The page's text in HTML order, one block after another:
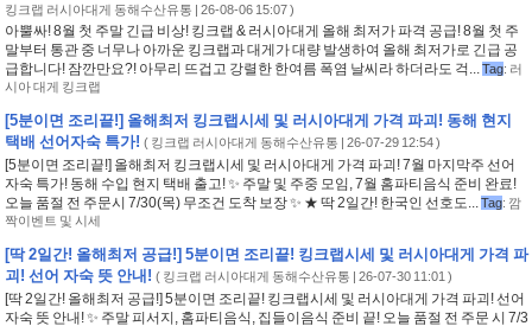
킹크랩 러시아대게 동해수산유통 | 26-08-06 15:07 )
아뿔싸! 8월 첫 주말 긴급 비상! 킹크랩 & 러시아대게 올해 최저가 파격 공급! 8월 첫 주
말부터 통관 중 너무나 아까운 킹크랩과 대게가 대량 발생하여 올해 최저가로 긴급 공
급합니다! 잠깐만요?! 아무리 뜨겁고 강렬한 한여름 폭염 날씨라 하더라도 걱...Tag: 러
시아 대게 킹크랩
[5분이면 조리끝!] 올해최저 킹크랩시세 및 러시아대게 가격 파괴! 동해 현지
택배 선어자숙 특가! ( 킹크랩 러시아대게 동해수산유통 | 26-07-29 12:54 )
[5분이면 조리끝!] 올해최저 킹크랩시세 및 러시아대게 가격 파괴! 7월 마지막주 선어
자숙 특가! 동해 수입 현지 택배 출고! ✨ 주말 및 주중 모임, 7월 홈파티음식 준비 완료!
오늘 품절 전 주문시 7/30(목) 무조건 도착 보장 ✨ ★ 딱 2일간! 한국인 선호도...Tag: 깜
짝이벤트 및 시세
[딱 2일간! 올해최저 공급!] 5분이면 조리끝! 킹크랩시세 및 러시아대게 가격 파
괴! 선어 자숙 뜻 안내! ( 킹크랩 러시아대게 동해수산유통 | 26-07-30 11:01 )
[딱 2일간! 올해최저 공급!] 5분이면 조리끝! 킹크랩시세 및 러시아대게 가격 파괴! 선어
자숙 뜻 안내! ✨ 주말 피서지, 홈파티음식, 집들이음식 준비 끝! 오늘 품절 전 주문 시 7/3